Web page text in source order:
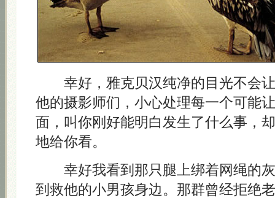
幸好，雅克贝汉纯净的目光不会让
他的摄影师们，小心处理每一个可能
面，叫你刚好能明白发生了什么事，
地给你看。
幸好我看到那只腿上绑着网绳的灰
到救他的小男孩身边。那群曾经拒绝